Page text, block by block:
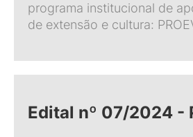
programa institucional de
de extensão e cultura:
Edital nº 07/2024 -